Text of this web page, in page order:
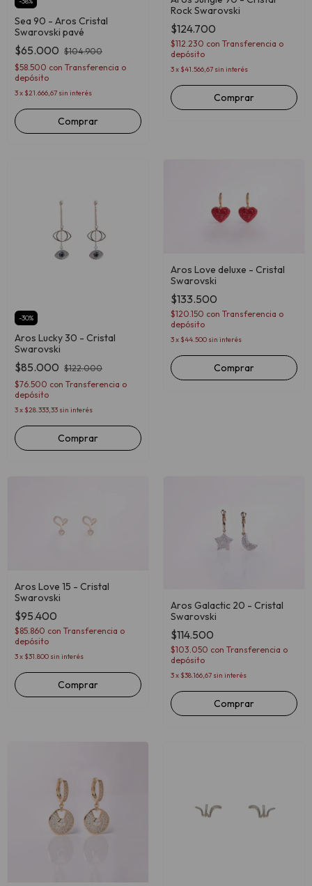
Sea 90 - Aros Cristal
Swarovski pavé
$65.000 $104.900
$58.500 con Transferencia o
depósito
3x $21.666,67 sin interés
Comprar
Rock Swarovski
$124.700
$112.230 con Transferencia o
depósito
3x $41.566,67 sin interés
-30%
Aros Lucky 30 - Cristal
Swarovski
$85.000 $122.000
$76.500 con Transferencia o
depósito
3x $28.333,33 sin interés
Comprar
Aros Love deluxe - Cristal
Swarovski
$133.500
$120.150 con Transferencia o
depósito
3x $44.500 sin interés
Comprar
Aros Love 15 - Cristal
Swarovski
$95.400
$85.860 con Transferencia o
depósito
3x $31.800 sin interés
Comprar
Aros Galactic 20 - Cristal
Swarovski
$114.500
$103.050 con Transferencia o
depósito
3x $38.166,67 sin interés
Comprar